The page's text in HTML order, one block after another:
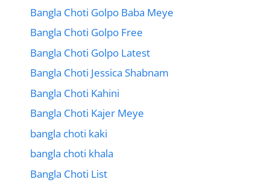
Bangla Choti Golpo Baba Meye
Bangla Choti Golpo Free
Bangla Choti Golpo Latest
Bangla Choti Jessica Shabnam
Bangla Choti Kahini
Bangla Choti Kajer Meye
bangla choti kaki
bangla choti khala
Bangla Choti List